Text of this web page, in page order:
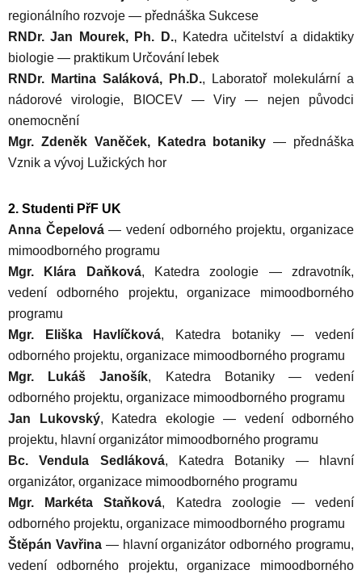
regionálního rozvoje — přednáška Sukcese
RNDr. Jan Mourek, Ph. D., Katedra učitelství a didaktiky
biologie — praktikum Určování lebek
RNDr. Martina Saláková, Ph.D., Laboratoř molekulární a
nádorové virologie, BIOCEV — Viry — nejen původci
onemocnění
Mgr. Zdeněk Vaněček, Katedra botaniky — přednáška
Vznik a vývoj Lužických hor
2. Studenti PřF UK
Anna Čepelová— vedení odborného projektu, organizace
mimoodborného programu
Mgr. Klára Daňková, Katedra zoologie — zdravotník,
vedení odborného projektu, organizace mimoodborného
programu
Mgr. Eliška Havlíčková, Katedra botaniky — vedení
odborného projektu, organizace mimoodborného programu
Mgr. Lukáš Janošík, Katedra Botaniky — vedení
odborného projektu, organizace mimoodborného programu
Jan Lukovský, Katedra ekologie — vedení odborného
projektu, hlavní organizátor mimoodborného programu
Bc. Vendula Sedláková, Katedra Botaniky — hlavní
organizátor, organizace mimoodborného programu
Mgr. Markéta Staňková, Katedra zoologie — vedení
odborného projektu, organizace mimoodborného programu
Štěpán Vavřina— hlavní organizátor odborného programu,
vedení odborného projektu, organizace mimoodborného